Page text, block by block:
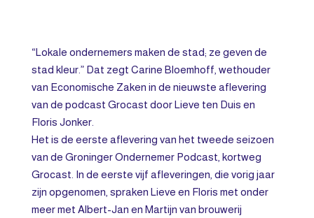
“Lokale ondernemers maken de stad; ze geven de
stad kleur.” Dat zegt Carine Bloemhoff, wethouder
van Economische Zaken in de nieuwste aflevering
van de podcast Grocast door Lieve ten Duis en
Floris Jonker.
Het is de eerste aflevering van het tweede seizoen
van de Groninger Ondernemer Podcast, kortweg
Grocast. In de eerste vijf afleveringen, die vorig jaar
zijn opgenomen, spraken Lieve en Floris met onder
meer met Albert-Jan en Martijn van brouwerij